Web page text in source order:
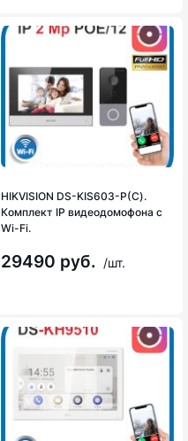
HIKVISION DS-KIS603-P(С).
Комплект IP видеодомофона с
Wi-Fi.
29490 руб. /шт.